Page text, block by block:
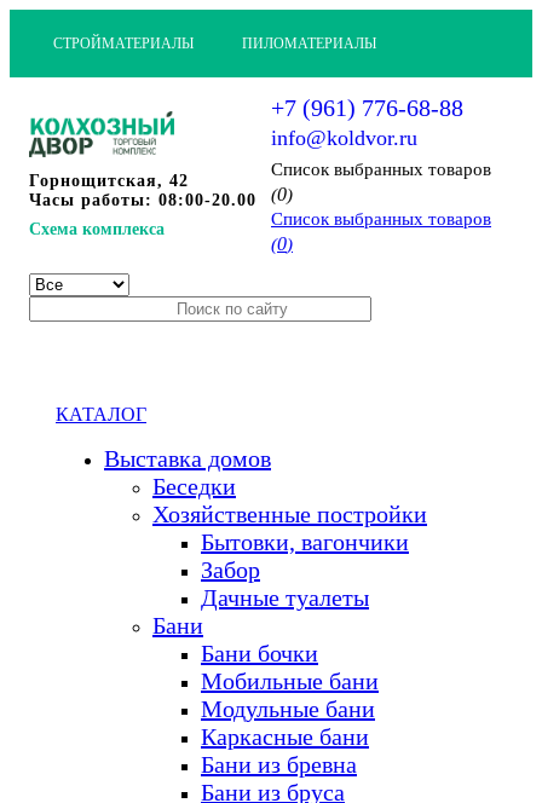
СТРОЙМАТЕРИАЛЫ ПИЛОМАТЕРИАЛЫ
Горнощитская, 42
Часы работы: 08:00-20.00
Схема комплекса
+7 (961) 776-68-88
info@koldvor.ru
Cписок выбранных товаров
(0)
Cписок выбранных товаров
(0)
КАТАЛОГ
Выставка домов
Беседки
Хозяйственные постройки
Бытовки, вагончики
Забор
Дачные туалеты
Бани
Бани бочки
Мобильные бани
Модульные бани
Каркасные бани
Бани из бревна
Бани из бруса